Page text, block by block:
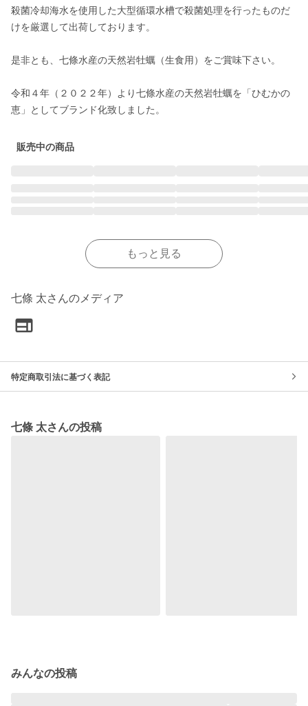
殺菌冷却海水を使用した大型循環水槽で殺菌処理を行ったものだ
けを厳選して出荷しております。
是非とも、七條水産の天然岩牡蠣（生食用）をご賞味下さい。
令和４年（２０２２年）より七條水産の天然岩牡蠣を「ひむかの
恵」としてブランド化致しました。
販売中の商品
もっと見る
七條 太さんのメディア
特定商取引法に基づく表記
七條 太さんの投稿
みんなの投稿